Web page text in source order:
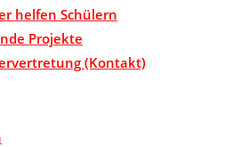
helfen Schülern
Projekte
(Kontakt)